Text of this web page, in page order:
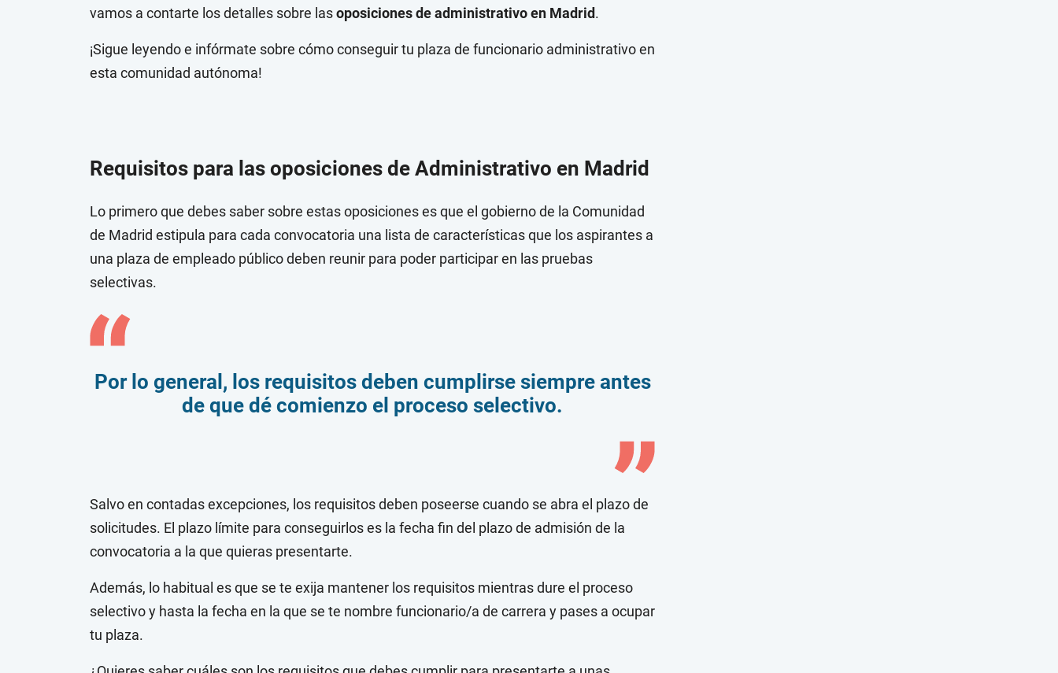
vamos a contarte los detalles sobre lasoposiciones de administrativo en Madrid.
¡Sigue leyendo e infórmate sobre cómo conseguir tu plaza de funcionario administrativo en
esta comunidad autónoma!
Requisitos para las oposiciones de Administrativo en Madrid
Lo primero que debes saber sobre estas oposiciones es que el gobierno de la Comunidad
de Madrid estipula para cada convocatoria una lista de características que los aspirantes a
una plaza de empleado público deben reunir para poder participar en las pruebas
selectivas.
Por lo general, los requisitos deben cumplirse siempre antes
de que dé comienzo el proceso selectivo.
Salvo en contadas excepciones, los requisitos deben poseerse cuando se abra el plazo de
solicitudes. El plazo límite para conseguirlos es la fecha fin del plazo de admisión de la
convocatoria a la que quieras presentarte.
Además, lo habitual es que se te exija mantener los requisitos mientras dure el proceso
selectivo y hasta la fecha en la que se te nombre funcionario/a de carrera y pases a ocupar
tu plaza.